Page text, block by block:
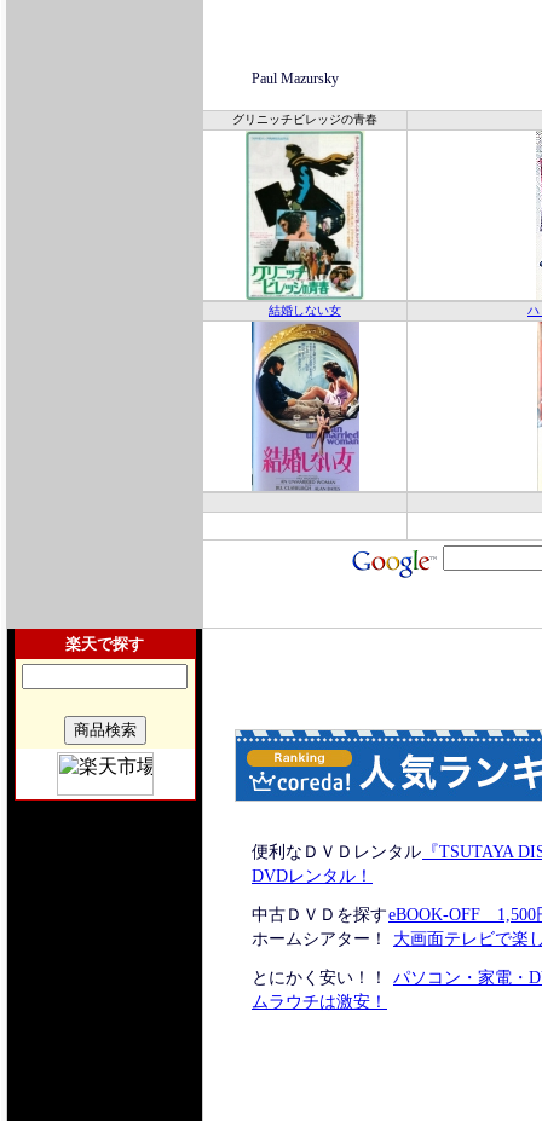
Paul Mazursky
グリニッチビレッジの青春
結婚しない女 ハ
楽天で探す
便利なＤＶＤレンタル 『TSUTAYA
DVDレンタル！
中古ＤＶＤを探すeBOOK-OFF 1,500
ホームシアター！
大画面テレビで楽
とにかく安い！！ パソコン・家電・
ムラウチは激安！